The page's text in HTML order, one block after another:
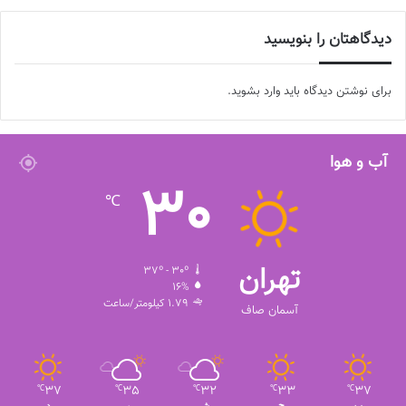
برچسب ها راحله رفیعی زاده فوتسال زنان
دیدگاهتان را بنویسید
برای نوشتن دیدگاه باید وارد بشوید.
آب و هوا
تهران
آسمان صاف
30
℃
37º - 30º
16%
1.79 کیلومتر/ساعت
37
℃
33
℃
32
℃
35
℃
37
℃